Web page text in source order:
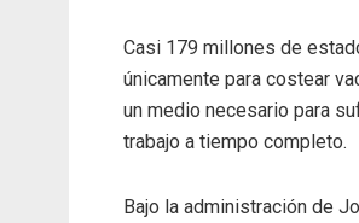
Casi 179 millones de
únicamente para costear
un medio necesario para
trabajo a tiempo completo.
Bajo la administración de